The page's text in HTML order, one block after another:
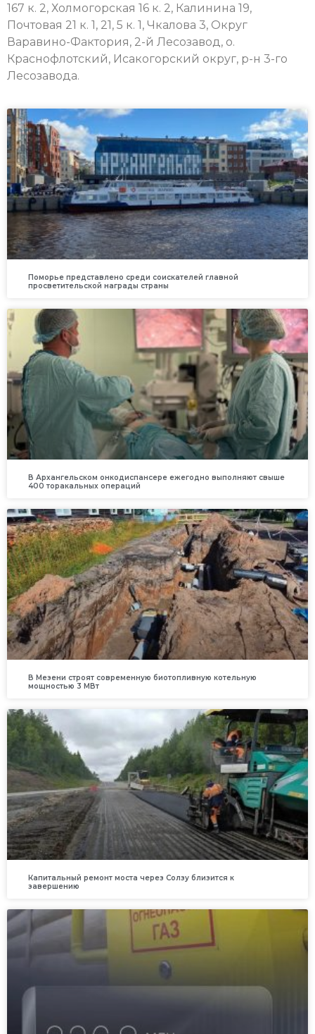
167 к. 2, Холмогорская 16 к. 2, Калинина 19,
Почтовая 21 к. 1, 21, 5 к. 1, Чкалова 3, Округ
Варавино-Фактория, 2-й Лесозавод, о.
Краснофлотский, Исакогорский округ, р-н 3-го
Лесозавода.
Поморье представлено среди соискателей главной
просветительской награды страны
В Архангельском онкодиспансере ежегодно выполняют свыше
400 торакальных операций
В Мезени строят современную биотопливную котельную
мощностью 3 МВт
Капитальный ремонт моста через Солзу близится к
завершению